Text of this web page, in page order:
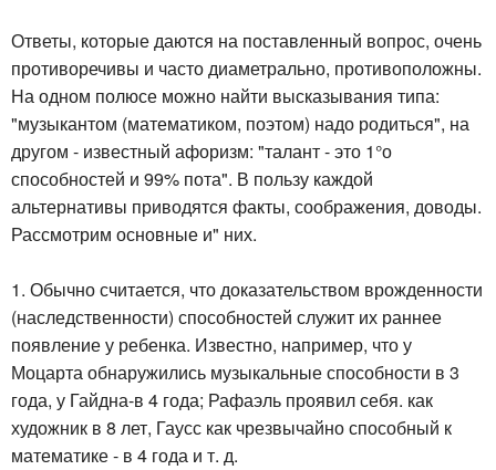
Ответы, которые даются на поставленный вопрос, очень
противоречивы и часто диаметрально, противоположны.
На одном полюсе можно найти высказывания типа:
"музыкантом (математиком, поэтом) надо родиться", на
другом - известный афоризм: "талант - это 1°о
способностей и 99% пота". В пользу каждой
альтернативы приводятся факты, соображения, доводы.
Рассмотрим основные и" них.
1. Обычно считается, что доказательством врожденности
(наследственности) способностей служит их раннее
появление у ребенка. Известно, например, что у
Моцарта обнаружились музыкальные способности в 3
года, у Гайдна-в 4 года; Рафаэль проявил себя. как
художник в 8 лет, Гаусс как чрезвычайно способный к
математике - в 4 года и т. д.